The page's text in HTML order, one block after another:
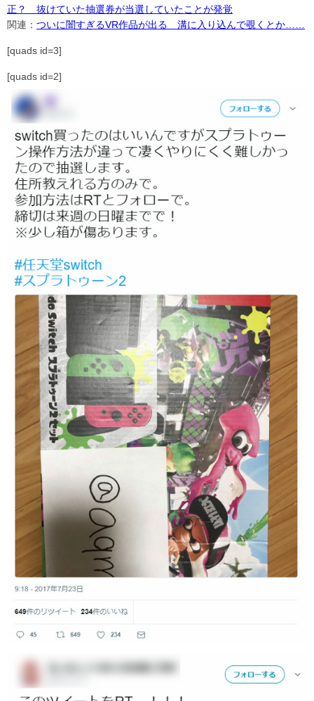
正？ 抜けていた抽選券が当選していたことが発覚
関連： ついに闇すぎるVR作品が出る 溝に入り込んで覗くとか……
[quads id=3]
[quads id=2]